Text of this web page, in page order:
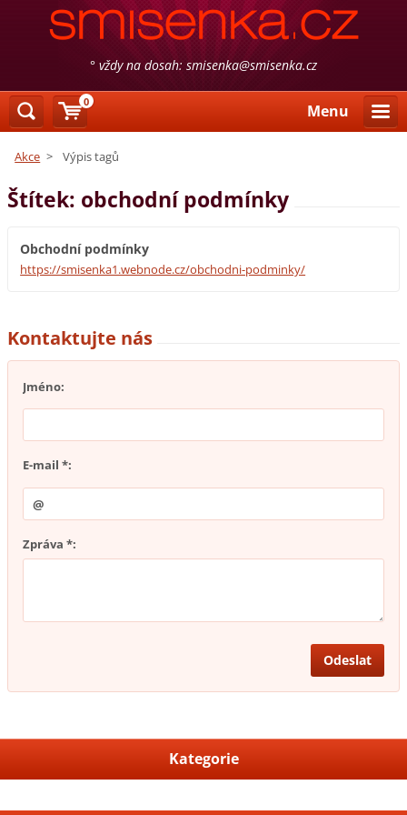
° vždy na dosah: smisenka@smisenka.cz
Menu
Akce > Výpis tagů
Štítek: obchodní podmínky
Obchodní podmínky
https://smisenka1.webnode.cz/obchodni-podminky/
Kontaktujte nás
Jméno:
E-mail *:
Zpráva *:
Kategorie
0